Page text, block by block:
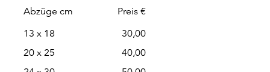
Abzüge cm
Preis €
13 x 18
30,00
20 x 25
40,00